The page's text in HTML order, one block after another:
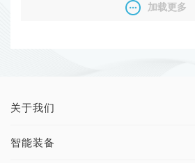
加载更多
关于我们
智能装备